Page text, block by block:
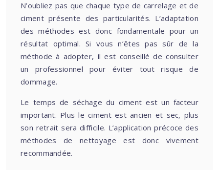
N’oubliez pas que chaque type de carrelage et de
ciment présente des particularités. L’adaptation
des méthodes est donc fondamentale pour un
résultat optimal. Si vous n’êtes pas sûr de la
méthode à adopter, il est conseillé de consulter
un professionnel pour éviter tout risque de
dommage.
Le temps de séchage du ciment est un facteur
important. Plus le ciment est ancien et sec, plus
son retrait sera difficile. L’application précoce des
méthodes de nettoyage est donc vivement
recommandée.